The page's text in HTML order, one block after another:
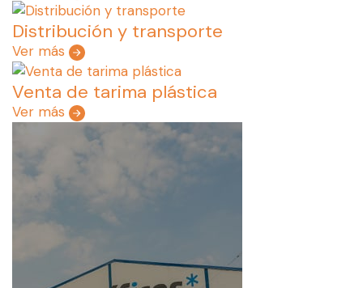
Distribución y transporte
Ver más
Venta de tarima plástica
Ver más